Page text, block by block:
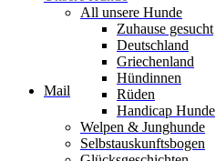
Mail
All unsere Hunde
Zuhause gesucht
Deutschland
Griechenland
Hündinnen
Rüden
Handicap Hunde
Welpen & Junghunde
Selbstauskunftsbogen